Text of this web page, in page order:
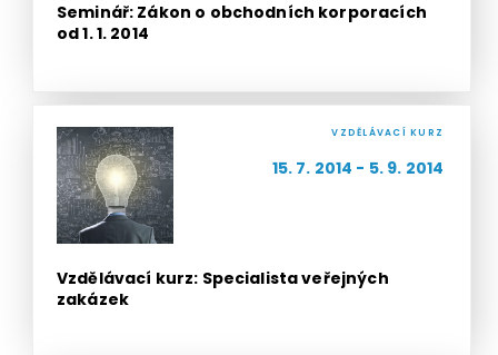
Seminář: Zákon o obchodních korporacích
od 1. 1. 2014
VZDĚLÁVACÍ KURZ
15. 7. 2014 - 5. 9. 2014
Vzdělávací kurz: Specialista veřejných
zakázek